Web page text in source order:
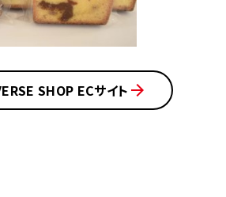
SHOP ECサイト